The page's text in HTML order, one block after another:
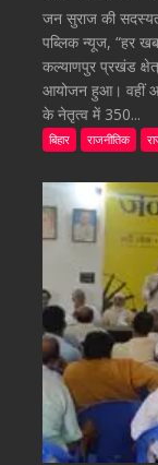
जन सुराज की
पब्लिक न्यूज, “हर
कल्याणपुर प्रखंड
आयोजन हुआ। वहीं
के नेतृत्व में 350...
बिहार राजनीतिक